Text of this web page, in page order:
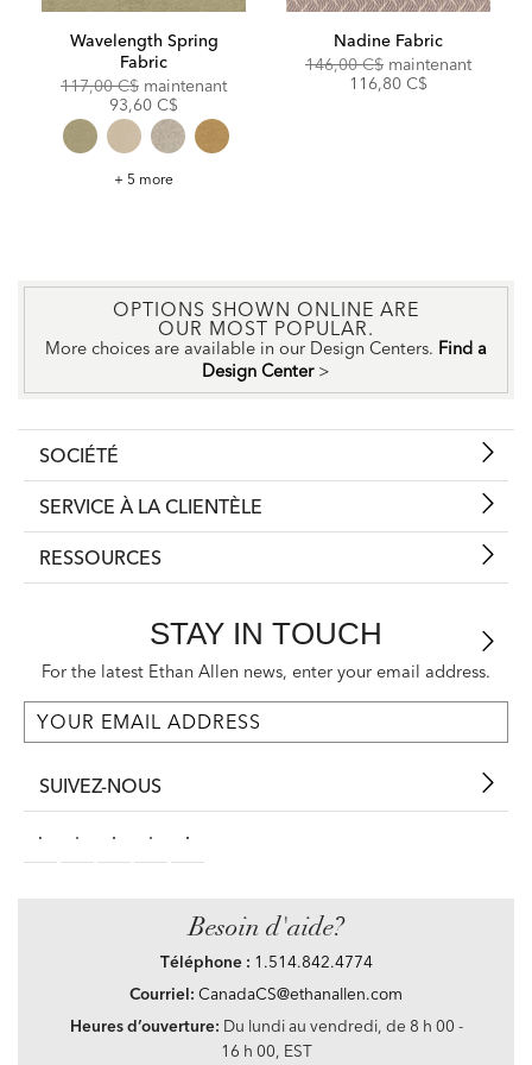
Wavelength Spring
Fabric
Original
117,00 C$ maintenantDiscounted
93,60 C$
Wavelength
+ 5 more
Nadine Fabric
Original
146,00 C$ maintenant
116,80 C$
OPTIONS SHOWN ONLINE ARE
OUR MOST POPULAR.
More choices are available in our Design Centers. Find a
Design Center >
SOCIÉTÉ
SERVICE À LA CLIENTÈLE
RESSOURCES
STAY IN TOUCH
For the latest Ethan Allen news, enter your email address.
SUIVEZ-NOUS
Besoin d'aide?
Téléphone : 1.514.842.4774
Courriel: CanadaCS@ethanallen.com
Heures d’ouverture: Du lundi au vendredi, de 8 h 00 -
16 h 00, EST